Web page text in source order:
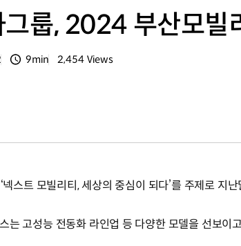
룹, 2024 부산모빌
9min 2,454 Views
스트 모빌리티, 세상의 중심이 되다’를 주제로 지
는 고성능 전동화 라인업 등 다양한 모델을 선보이